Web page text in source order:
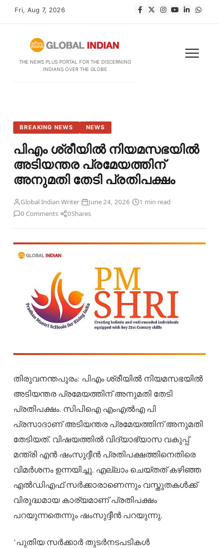
Fri, Aug 7, 2026
THE NEWS PLUS PORTAL FOR THE DISCERNING
INDIANS OVER THE GLOBE
BREAKING NEWS NEWS
പിഎം ശ്രീയില്‍ നിയമസഭയില്‍
അടിയന്തര പ്രമേയത്തിന്
അനുമതി തേടി പ്രതിപക്ഷം
Global Indian Writer· June 24, 2026· 1 min read·
0 Comments· 0Shares
തിരുവനന്തപുരം: പിഎം ശ്രീയില്‍ നിയമസഭയില്‍
അടിയന്തര പ്രമേയത്തിന് അനുമതി തേടി
പ്രതിപക്ഷം. സിപിഐ എംഎല്‍എ പി
പ്രസാദാണ് അടിയന്തര പ്രമേയത്തിന് അനുമതി
തേടിയത്. വിഷയത്തില്‍ വിദ്യാഭ്യാസ വകുപ്പ്
മന്ത്രി എന്‍ ഷംസുദ്ദീന്‍ പ്രതിപക്ഷത്തിനെതിരെ
വിമര്‍ശനം ഉന്നയിച്ചു. എല്ലാം ചെയ്തത് കഴിഞ്ഞ
എല്‍ഡിഎഫ് സര്‍ക്കാരാണെന്നും വസ്തുതകള്‍ക്ക്
വിരുദ്ധമായ കാര്യമാണ് പ്രതിപക്ഷം
പറയുന്നതെന്നും ഷംസുദ്ദീന്‍ പറയുന്നു.
‘പുതിയ സര്‍ക്കാര്‍ തുടര്‍നടപടികള്‍